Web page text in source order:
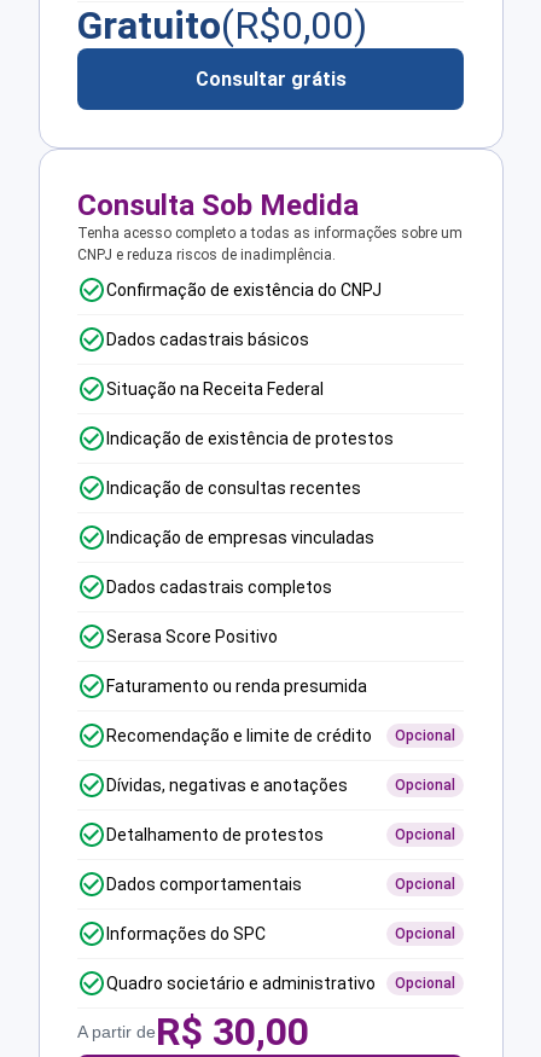
Gratuito(R$0,00)
Consultar grátis
Consulta Sob Medida
Tenha acesso completo a todas as informações sobre um
CNPJ e reduza riscos de inadimplência.
Confirmação de existência do CNPJ
Dados cadastrais básicos
Situação na Receita Federal
Indicação de existência de protestos
Indicação de consultas recentes
Indicação de empresas vinculadas
Dados cadastrais completos
Serasa Score Positivo
Faturamento ou renda presumida
Recomendação e limite de crédito Opcional
Dívidas, negativas e anotações Opcional
Detalhamento de protestos Opcional
Dados comportamentais Opcional
Informações do SPC Opcional
Quadro societário e administrativo Opcional
A partir deR$ 30,00